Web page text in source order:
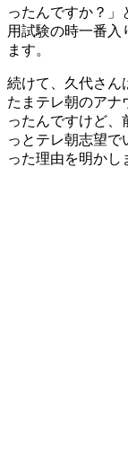
ったんですか？
用試験の時一番入
ます。
続けて、久代さん
たまテレ朝のアナ
ったんですけど、
っとテレ朝志望で
った理由を明かし